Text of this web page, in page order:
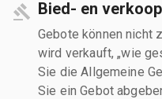
Bied- en
Gebote können nicht
wird verkauft, „wie
Sie die Allgemeine
Sie ein Gebot